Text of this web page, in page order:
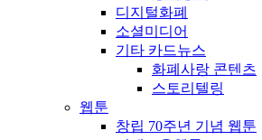
디지털화폐
소셜미디어
기타 카드뉴스
화폐사랑 콘텐츠
스토리텔링
웹툰
창립 70주년 기념 웹툰